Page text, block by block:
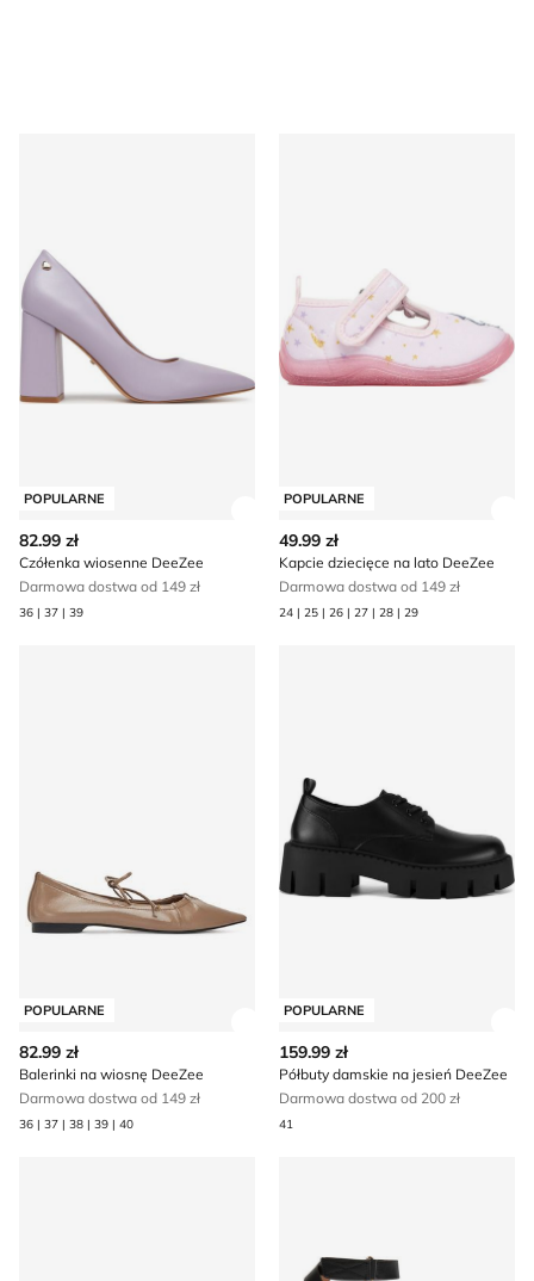
POPULARNE
82.99 zł
Czółenka wiosenne DeeZee
Darmowa dostwa od 149 zł
36 | 37 | 39
POPULARNE
49.99 zł
Kapcie dziecięce na lato DeeZee
Darmowa dostwa od 149 zł
24 | 25 | 26 | 27 | 28 | 29
POPULARNE
82.99 zł
Balerinki na wiosnę DeeZee
Darmowa dostwa od 149 zł
36 | 37 | 38 | 39 | 40
POPULARNE
159.99 zł
Półbuty damskie na jesień DeeZee
Darmowa dostwa od 200 zł
41